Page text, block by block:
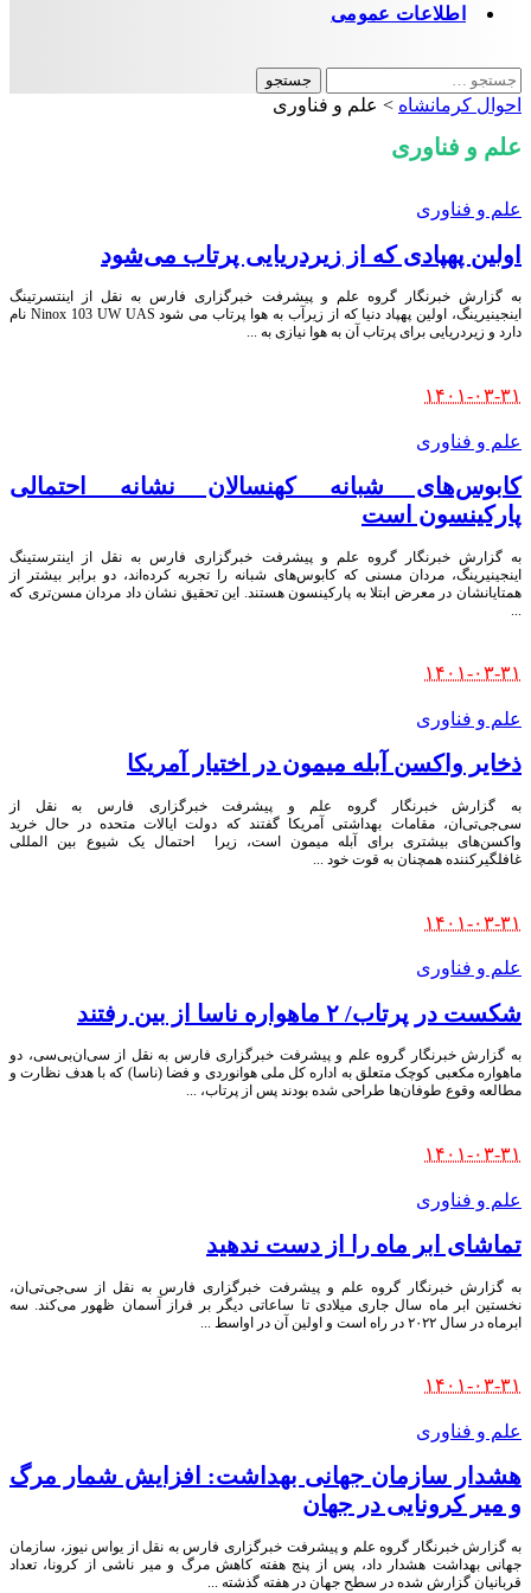
اطلاعات عمومی
جستجو
برای:
احوال کرمانشاه > علم و فناوری
علم و فناوری
علم و فناوری
اولین پهپادی که از زیردریایی پرتاب می‌شود
به گزارش خبرنگار گروه علم و پیشرفت خبرگزاری فارس به نقل از اینتسرتینگ
اینجینیرینگ، اولین پهپاد دنیا که از زیرآب به هوا پرتاب می شود Ninox 103 UW UAS نام
دارد و زیردریایی برای پرتاب آن به هوا نیازی به ...
by
۱۴۰۱-۰۳-۳۱
علم و فناوری
کابوس‌های شبانه کهنسالان نشانه احتمالی
پارکینسون است
به گزارش خبرنگار گروه علم و پیشرفت خبرگزاری فارس به نقل از اینترستینگ
اینجینیرینگ، مردان مسنی که کابوس‌های شبانه را تجربه کرده‌اند، دو برابر بیشتر از
همتایانشان در معرض ابتلا به پارکینسون هستند. این تحقیق نشان داد مردان مسن‌تری که
by
۱۴۰۱-۰۳-۳۱
علم و فناوری
ذخایر واکسن آبله میمون در اختیار آمریکا
به گزارش خبرنگار گروه علم و پیشرفت خبرگزاری فارس به نقل از
سی‌جی‌تی‌ان، مقامات بهداشتی آمریکا گفتند که دولت ایالات متحده در حال خرید
واکسن‌های بیشتری برای آبله میمون است، زیرا احتمال یک شیوع بین المللی
غافلگیرکننده همچنان به قوت خود ...
by
۱۴۰۱-۰۳-۳۱
علم و فناوری
شکست در پرتاب/ ۲ ماهواره ناسا از بین رفتند
به گزارش خبرنگار گروه علم و پیشرفت خبرگزاری فارس به نقل از سی‌ان‌بی‌سی، دو
ماهواره مکعبی کوچک متعلق به اداره کل ملی هوانوردی و فضا (ناسا) که با هدف نظارت و
مطالعه وقوع طوفان‌ها طراحی شده بودند پس از پرتاب، ...
by
۱۴۰۱-۰۳-۳۱
علم و فناوری
تماشای ابر ماه را از دست ندهید
به گزارش خبرنگار گروه علم و پیشرفت خبرگزاری فارس به نقل از سی‌جی‌تی‌ان،
نخستین ابر ماه سال جاری میلادی تا ساعاتی دیگر بر فراز آسمان ظهور می‌کند. سه
ابرماه در سال ۲۰۲۲ در راه است و اولین آن در اواسط
by
۱۴۰۱-۰۳-۳۱
علم و فناوری
هشدار سازمان جهانی بهداشت: افزایش شمار مرگ
و میر کرونایی در جهان
به گزارش خبرنگار گروه علم و پیشرفت خبرگزاری فارس به نقل از یواس نیوز، سازمان
جهانی بهداشت هشدار داد، پس از پنج هفته کاهش مرگ و میر ناشی از کرونا، تعداد
قربانیان گزارش شده در سطح جهان در هفته گذشته ...